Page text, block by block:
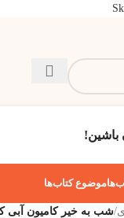
باشین!
موضوع کتاب‌ها
/شب به خیر کامیون آبی